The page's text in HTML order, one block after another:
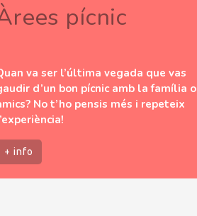
pícnic
va ser l’última vegada que vas
d’un bon pícnic amb la família o
No t’ho pensis més i repeteix
+ info